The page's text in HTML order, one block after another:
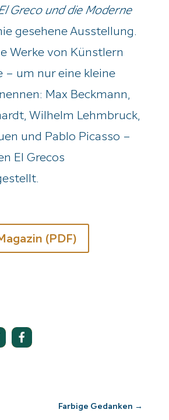
Grecound die Moderne
gesehene Ausstellung.
Werke von Künstlern
– um nur eine kleine
Max Beckmann,
Wilhelm Lehmbruck,
und Pablo Picasso –
El Grecos
(PDF)
Farbige Gedanken →